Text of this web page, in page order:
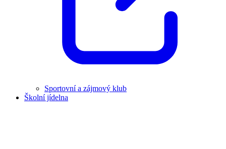
Sportovní a zájmový klub
Školní jídelna